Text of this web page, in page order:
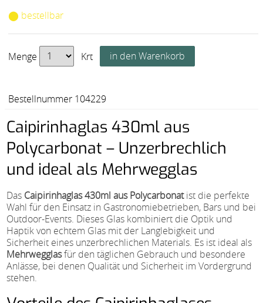
⬤ bestellbar
Menge Krt
Bestellnummer 104229
Caipirinhaglas 430ml aus
Polycarbonat – Unzerbrechlich
und ideal als Mehrwegglas
Das Caipirinhaglas 430ml aus Polycarbonatist die perfekte
Wahl für den Einsatz in Gastronomiebetrieben, Bars und bei
Outdoor-Events. Dieses Glas kombiniert die Optik und
Haptik von echtem Glas mit der Langlebigkeit und
Sicherheit eines unzerbrechlichen Materials. Es ist ideal als
Mehrwegglasfür den täglichen Gebrauch und besondere
Anlässe, bei denen Qualität und Sicherheit im Vordergrund
stehen.